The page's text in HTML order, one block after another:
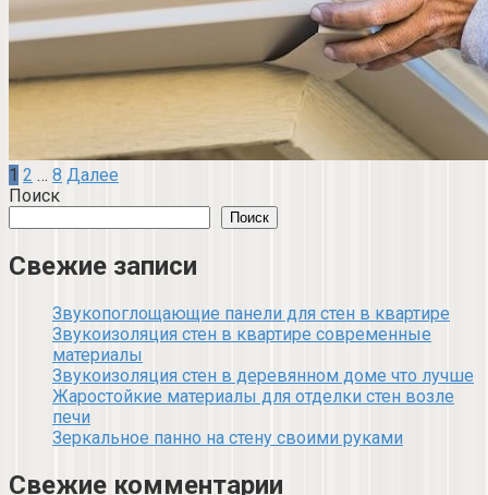
Пагинация
записей
1 2 … 8 Далее
Поиск
Поиск
Свежие записи
Звукопоглощающие панели для стен в квартире
Звукоизоляция стен в квартире современные
материалы
Звукоизоляция стен в деревянном доме что лучше
Жаростойкие материалы для отделки стен возле
печи
Зеркальное панно на стену своими руками
Свежие комментарии